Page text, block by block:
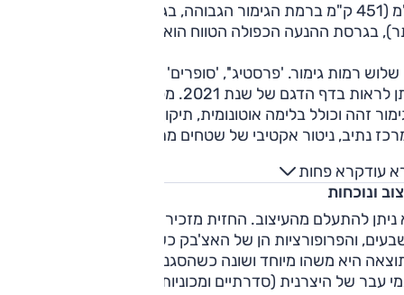
ק"מ (451 ק"מ ברמת הגימור הגבוהה, בגלגל החישוקים הגדולים
בגרסת ההנעה הכפולה הטווח הוא 430 ק"מ.
שלוש רמות גימור. 'פרסטיג'', 'סופרים' ו'עלית' ואת פירוט תכולתן
ניתן לראות בדף הדגם של שנת 2021. מפרט הבטיחות בכל רמות
זהה וכולל בלימה אוטונומית, תיקון סטייה ושמירת הרכב
נתיב, ניטור אקטיבי של שטחים מתים, בקרת שיוט
כוכבי בטיחות.
עודקרא פחות
ונוכחות
ניתן להתעלם מהעיצוב. החזית מזכירה עיצוב עתידני משנות
והפרופורציות הן של האצ'בק כשהממדים הם של רכב
היא משהו מיוחד ושונה כשהסגנון הרטרו-מודרני מתכתב
עבר של היצרנית (סדרתיים ומכוניות תצוגה), בולט בפנסים